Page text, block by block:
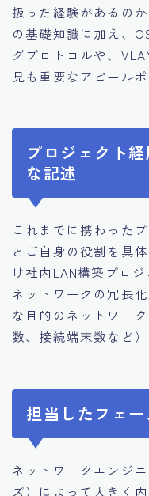
扱った経験があるの
の基礎知識に加え、
グプロトコルや、
見も重要なアピール
プロジェクト
な記述
これまでに携わった
とご自身の役割を具
け社内LAN構築プロ
ネットワークの冗長
な目的のネットワー
数、接続端末数など
担当したフェ
ネットワークエンジ
ズ）によって大きく